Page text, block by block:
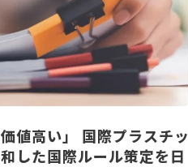
値高い」 国際プラスチッ
した国際ルール策定を日